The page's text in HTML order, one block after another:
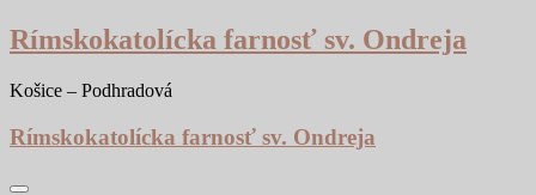
Skip
to
Rímskokatolícka farnosť sv. Ondreja
Košice – Podhradová
Rímskokatolícka farnosť sv. Ondreja